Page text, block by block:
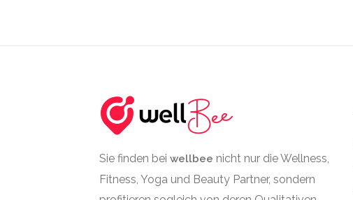
Sie finden bei wellbee nicht nur die Wellness,
Fitness, Yoga und Beauty Partner, sondern